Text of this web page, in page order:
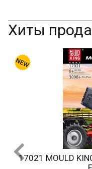
Хиты
17021 MOULD